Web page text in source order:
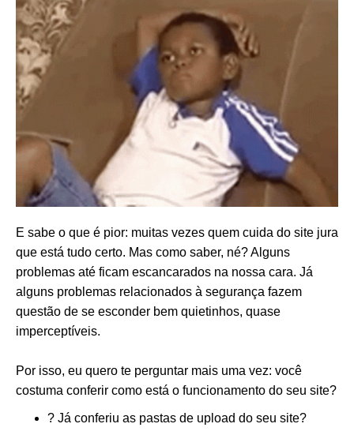
E sabe o que é pior: muitas vezes quem cuida do site jura
que está tudo certo. Mas como saber, né? Alguns
problemas até ficam escancarados na nossa cara. Já
alguns problemas relacionados à segurança fazem
questão de se esconder bem quietinhos, quase
imperceptíveis.
Por isso, eu quero te perguntar mais uma vez: você
costuma conferir como está o funcionamento do seu site?
? Já conferiu as pastas de upload do seu site?